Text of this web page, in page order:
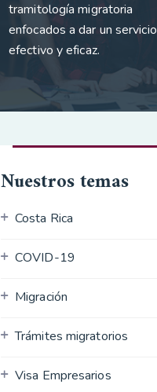
tramitología migratoria
enfocados a dar un servicio
efectivo y eficaz.
Nuestros temas
Costa Rica
COVID-19
Migración
Trámites migratorios
Visa Empresarios